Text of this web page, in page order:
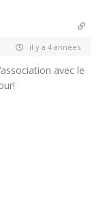
il y a 4 années
avec le